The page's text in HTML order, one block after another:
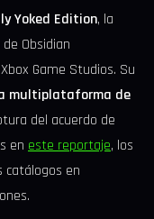
Yoked Edition, la
Obsidian
Game Studios. Su
multiplataforma de
del acuerdo de
en este reportaje, los
catálogos en